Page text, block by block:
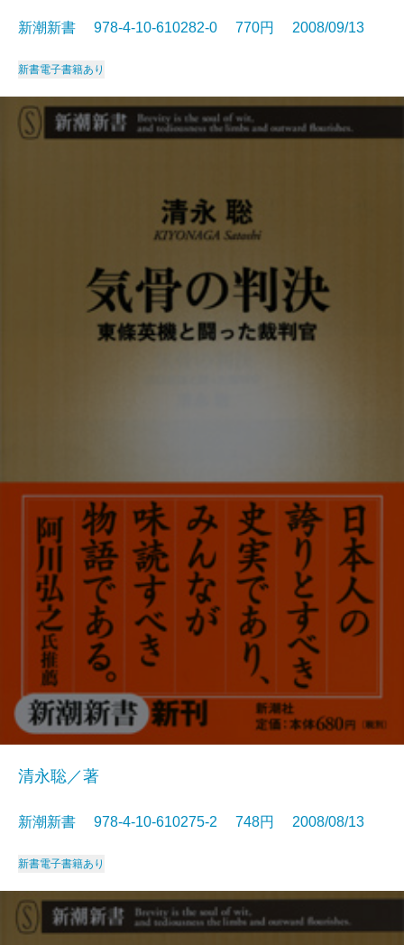
新潮新書 978-4-10-610282-0 770円 2008/09/13
新書電子書籍あり
清永聡／著
新潮新書 978-4-10-610275-2 748円 2008/08/13
新書電子書籍あり